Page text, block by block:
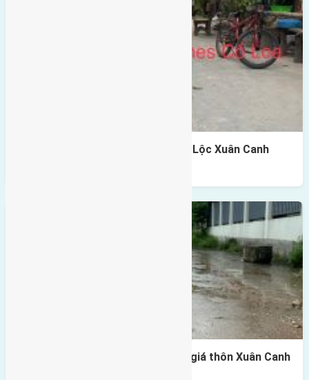
Cần bán 61m2(4,5×13,55) đất Vạn Lộc Xuân Canh
Cần bán 142m2(10,2×14) đất đấu giá thôn Xuân Canh